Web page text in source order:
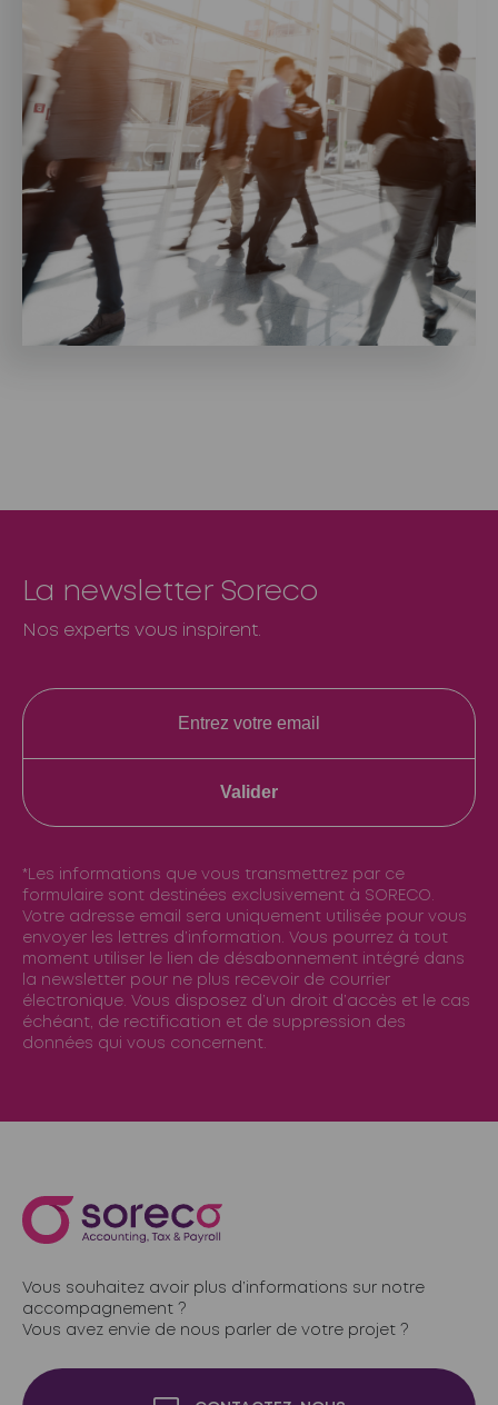
La newsletter Soreco
Nos experts vous inspirent.
Valider
*Les informations que vous transmettrez par ce
formulaire sont destinées exclusivement à SORECO.
Votre adresse email sera uniquement utilisée pour vous
envoyer les lettres d’information. Vous pourrez à tout
moment utiliser le lien de désabonnement intégré dans
la newsletter pour ne plus recevoir de courrier
électronique. Vous disposez d’un droit d’accès et le cas
échéant, de rectification et de suppression des
données qui vous concernent.
Vous souhaitez avoir plus d’informations sur notre
accompagnement ?
Vous avez envie de nous parler de votre projet ?